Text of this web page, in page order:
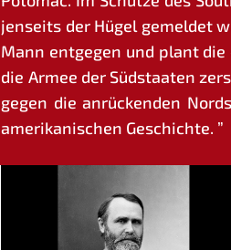
jen­seits der Hügel gemel­det
Mann ent­ge­gen und plant
die Armee der Süd­staa­ten
gegen die anrü­cken­den
ame­ri­ka­ni­schen Geschichte. ”